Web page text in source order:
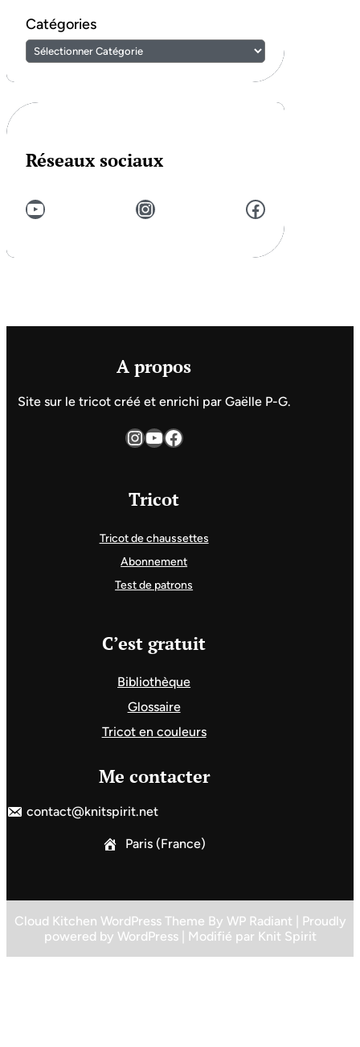
Catégories
Réseaux sociaux
YouTube Instagram Facebook
A propos
Site sur le tricot créé et enrichi par Gaëlle P-G.
InstagramYouTube Facebook
Tricot
Tricot de chaussettes
Abonnement
Test de patrons
C’est gratuit
Bibliothèque
Glossaire
Tricot en couleurs
Me contacter
contact@knitspirit.net
Paris (France)
Cloud Kitchen WordPress Theme By WP Radiant | Proudly
powered by WordPress| Modifié par Knit Spirit